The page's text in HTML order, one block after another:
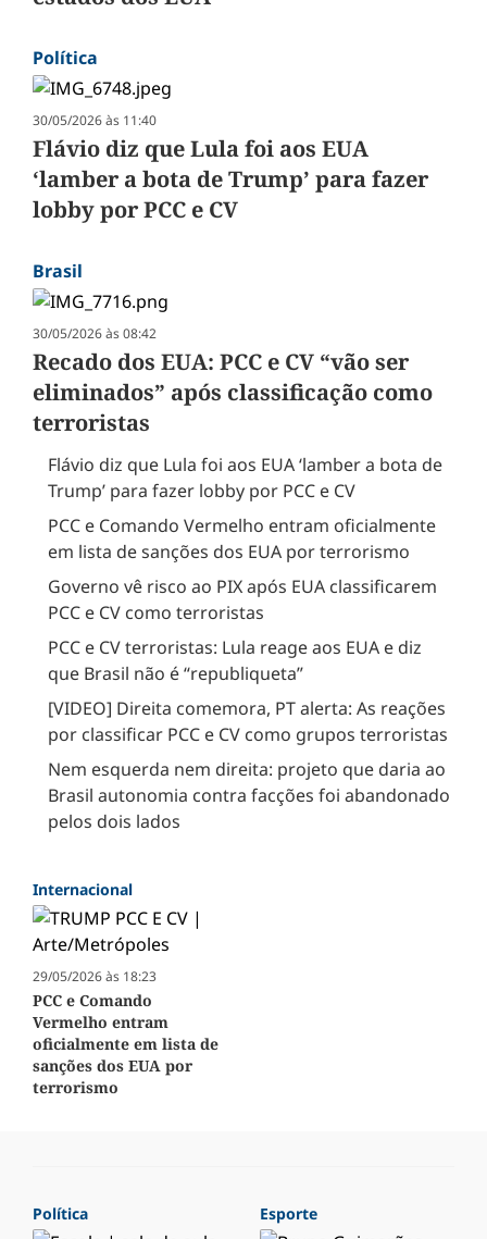
Política
30/05/2026 às 11:40
Flávio diz que Lula foi aos EUA
‘lamber a bota de Trump’ para fazer
lobby por PCC e CV
Brasil
30/05/2026 às 08:42
Recado dos EUA: PCC e CV “vão ser
eliminados” após classificação como
terroristas
Flávio diz que Lula foi aos EUA ‘lamber a bota de
Trump’ para fazer lobby por PCC e CV
PCC e Comando Vermelho entram oficialmente
em lista de sanções dos EUA por terrorismo
Governo vê risco ao PIX após EUA classificarem
PCC e CV como terroristas
PCC e CV terroristas: Lula reage aos EUA e diz
que Brasil não é “republiqueta”
[VIDEO] Direita comemora, PT alerta: As reações
por classificar PCC e CV como grupos terroristas
Nem esquerda nem direita: projeto que daria ao
Brasil autonomia contra facções foi abandonado
pelos dois lados
Internacional
29/05/2026 às 18:23
PCC e Comando
Vermelho entram
oficialmente em lista de
sanções dos EUA por
terrorismo
Política Esporte